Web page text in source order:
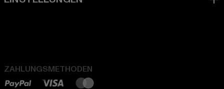
ZAHLUNGSMETHODEN